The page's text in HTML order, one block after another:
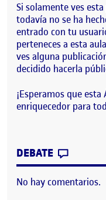
Si solamente ves
todavía no se ha
entrado con tu
perteneces a esta
ves alguna
decidido hacerla
¡Esperamos que
enriquecedor para
DEBATE
No hay comentarios.